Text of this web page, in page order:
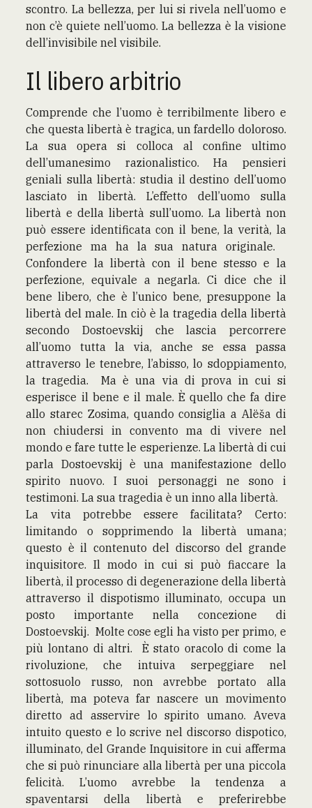
scontro. La bellezza, per lui si rivela nell’uomo e
non c’è quiete nell’uomo. La bellezza è la visione
dell’invisibile nel visibile.
Il libero arbitrio
Comprende che l’uomo è terribilmente libero e
che questa libertà è tragica, un fardello doloroso.
La sua opera si colloca al confine ultimo
dell’umanesimo razionalistico. Ha pensieri
geniali sulla libertà: studia il destino dell’uomo
lasciato in libertà. L’effetto dell’uomo sulla
libertà e della libertà sull’uomo. La libertà non
può essere identificata con il bene, la verità, la
perfezione ma ha la sua natura originale.
Confondere la libertà con il bene stesso e la
perfezione, equivale a negarla. Ci dice che il
bene libero, che è l’unico bene, presuppone la
libertà del male. In ciò è la tragedia della libertà
secondo Dostoevskij che lascia percorrere
all’uomo tutta la via, anche se essa passa
attraverso le tenebre, l’abisso, lo sdoppiamento,
la tragedia. Ma è una via di prova in cui si
esperisce il bene e il male. È quello che fa dire
allo starec Zosima, quando consiglia a Alëša di
non chiudersi in convento ma di vivere nel
mondo e fare tutte le esperienze. La libertà di cui
parla Dostoevskij è una manifestazione dello
spirito nuovo. I suoi personaggi ne sono i
testimoni. La sua tragedia è un inno alla libertà.
La vita potrebbe essere facilitata? Certo:
limitando o sopprimendo la libertà umana;
questo è il contenuto del discorso del grande
inquisitore. Il modo in cui si può fiaccare la
libertà, il processo di degenerazione della libertà
attraverso il dispotismo illuminato, occupa un
posto importante nella concezione di
Dostoevskij. Molte cose egli ha visto per primo, e
più lontano di altri. È stato oracolo di come la
rivoluzione, che intuiva serpeggiare nel
sottosuolo russo, non avrebbe portato alla
libertà, ma poteva far nascere un movimento
diretto ad asservire lo spirito umano. Aveva
intuito questo e lo scrive nel discorso dispotico,
illuminato, del Grande Inquisitore in cui afferma
che si può rinunciare alla libertà per una piccola
felicità. L’uomo avrebbe la tendenza a
spaventarsi della libertà e preferirebbe